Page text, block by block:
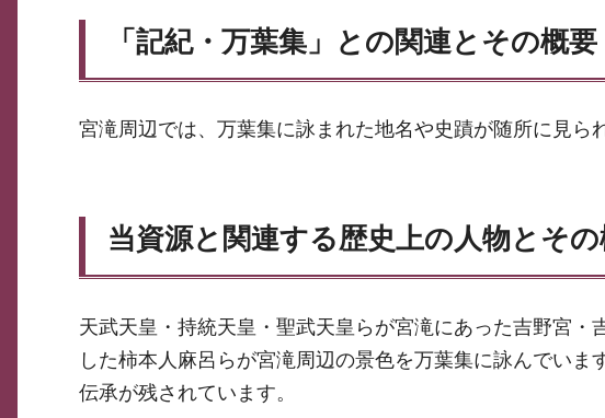
「記紀・万葉集」との関連とその概要
宮滝周辺では、万葉集に詠まれた地名や史蹟が随所に見ら
当資源と関連する歴史上の人物とそ
天武天皇・持統天皇・聖武天皇らが宮滝にあった吉野宮
した柿本人麻呂らが宮滝周辺の景色を万葉集に詠んでい
伝承が残されています。